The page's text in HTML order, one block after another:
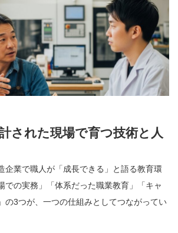
された現場で育つ技術と人
企業で職人が「成長できる」と語る教育環
での実務」「体系だった職業教育」「キャ
の3つが、一つの仕組みとしてつながってい